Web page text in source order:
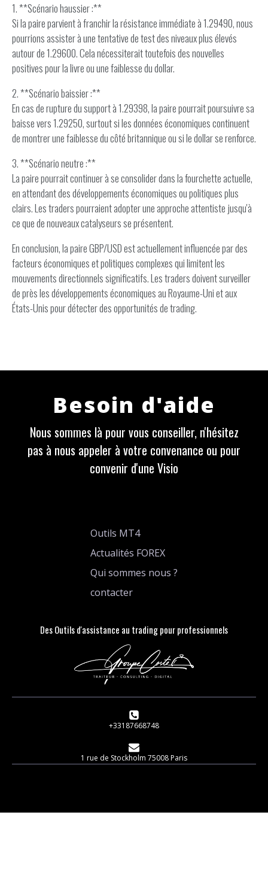
1. **Scénario haussier :**
Si la paire parvient à franchir la résistance immédiate à 1.29490, nous
pourrions assister à une tentative de test des niveaux plus élevés
autour de 1.29600. Cela nécessiterait toutefois des nouvelles
positives pour la livre ou une faiblesse du dollar.
2. **Scénario baissier :**
En cas de rupture du support à 1.29398, la paire pourrait poursuivre sa
baisse vers 1.29250, surtout si les données économiques continuent
de montrer une faiblesse du côté britannique ou si le dollar se renforce.
3. **Scénario neutre :**
La paire pourrait continuer à se consolider dans la fourchette actuelle,
en attendant des développements économiques ou politiques plus
clairs. Les traders pourraient adopter une approche attentiste jusqu'à
ce que de nouveaux catalyseurs se présentent.
En conclusion, la paire GBP/USD est actuellement influencée par des
facteurs économiques et politiques complexes qui limitent les
mouvements directionnels significatifs. Les traders doivent surveiller
de près les développements économiques au Royaume-Uni et aux
États-Unis pour détecter des opportunités de trading.
Besoin d'aide
Nous sommes là pour vous conseiller, n'hésitez
pas à nous appeler à votre convenance ou pour
convenir d'une Visio
Outils MT4
Actualités FOREX
Qui sommes nous ?
contacter
Des Outils d'assistance au trading pour professionnels
+33187668748
1 rue de Stockholm 75008 Paris